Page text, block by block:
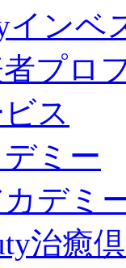
インベ
プロ
ス
ミー
デミ
治癒